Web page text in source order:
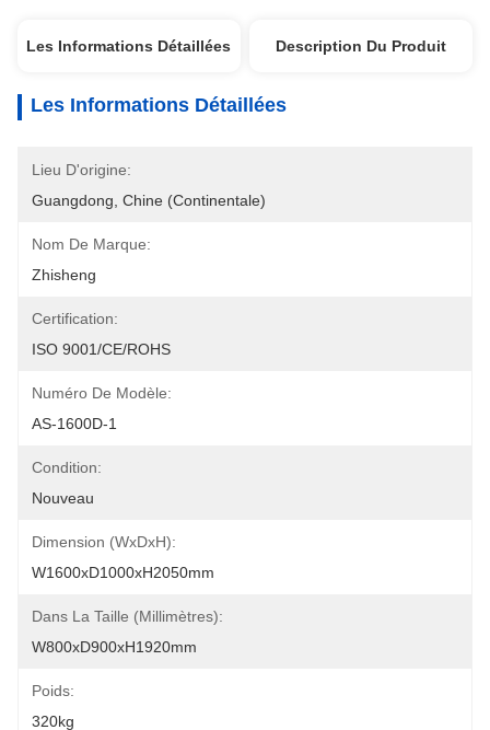
Les Informations Détaillées Description Du Produit
Les Informations Détaillées
Lieu D'origine:
Guangdong, Chine (continentale)
Nom De Marque:
Zhisheng
Certification:
ISO 9001/CE/ROHS
Numéro De Modèle:
AS-1600D-1
Condition:
Nouveau
Dimension (WxDxH):
W1600xD1000xH2050mm
Dans La Taille (millimètres):
W800xD900xH1920mm
Poids:
320kg